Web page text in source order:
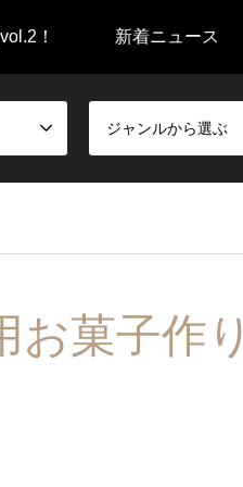
！ 新着ニュース
ジャンルから選ぶ
お菓子作り